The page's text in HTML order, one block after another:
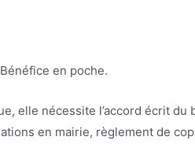
en poche.
elle nécessite l’accord écrit
en mairie, règlement de